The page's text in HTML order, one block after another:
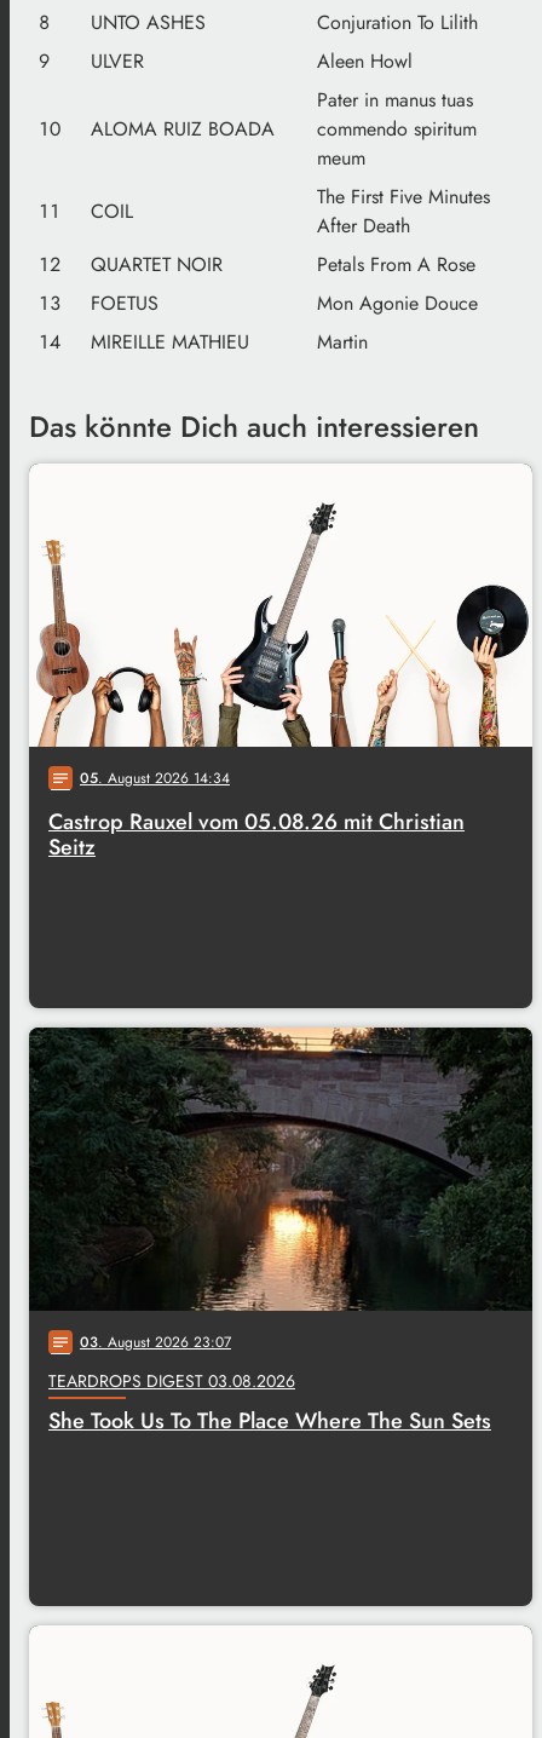
8
UNTO ASHES
Conjuration To Lilith
9
ULVER Aleen Howl
10 ALOMA RUIZ BOADA
Pater in manus tuas
commendo spiritum
meum
11
COIL
The First Five Minutes
After Death
12
QUARTET NOIR
Petals From A Rose
13
FOETUS
Mon Agonie Douce
14
MIREILLE MATHIEU Martin
Das könnte Dich auch interessieren
notes 05. August 2026 14:34
Castrop Rauxel vom 05.08.26 mit Christian
Seitz
notes 03. August 2026 23:07
TEARDROPS DIGEST 03.08.2026
She Took Us To The Place Where The Sun Sets